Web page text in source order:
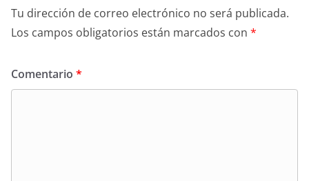
Tu dirección de correo electrónico no será publicada.
Los campos obligatorios están marcados con *
Comentario *